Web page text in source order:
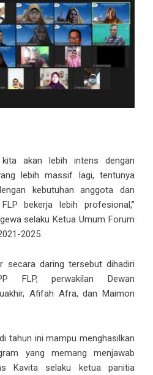
akan lebih intens dengan
lebih massif lagi, tentunya
kebutuhan anggota dan
bekerja lebih profesional,”
selaku Ketua Umum Forum
2025.
secara daring tersebut dihadiri
FLP, perwakilan Dewan
Afifah Afra, dan Maimon
tahun ini mampu menghasilkan
yang memang menjawab
Kavita selaku ketua panitia